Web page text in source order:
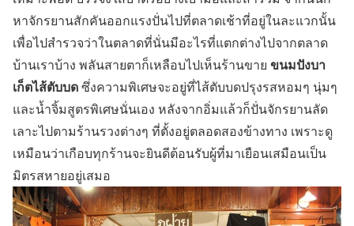
หาจักรยานสักคันออกแรงปั่นไปที่ตลาดเช้าที่อยู่ในละแวกนั้น
เพื่อไปสำรวจว่าในตลาดที่นั่นมีอะไรที่แตกต่างไปจากตลาด
บ้านเราบ้าง พลันสายตาก็เหลือบไปเห็นร้านขาย ขนมปังบา
เก็ตไส้ตับบดซึ่งความพิเศษจะอยู่ที่ไส้ตับบดปรุงรสหอมๆ นุ่มๆ
และน้ำจิ้มสูตรพิเศษนั่นเอง หลังจากอิ่มแล้วก็ปั่นจักรยานลัด
เลาะไปตามร้านรวงต่างๆ ที่ตั้งอยู่ตลอดสองข้างทาง เพราะดู
เหมือนว่าเกือบทุกร้านจะยินดีต้อนรับผู้ที่มาเยือนเสมือนเป็น
มิตรสหายอยู่เสมอ